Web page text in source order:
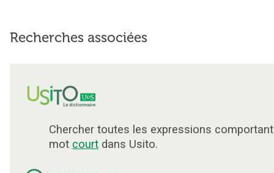
Recherches associées
Chercher toutes les expressions
mot court dans Usito.